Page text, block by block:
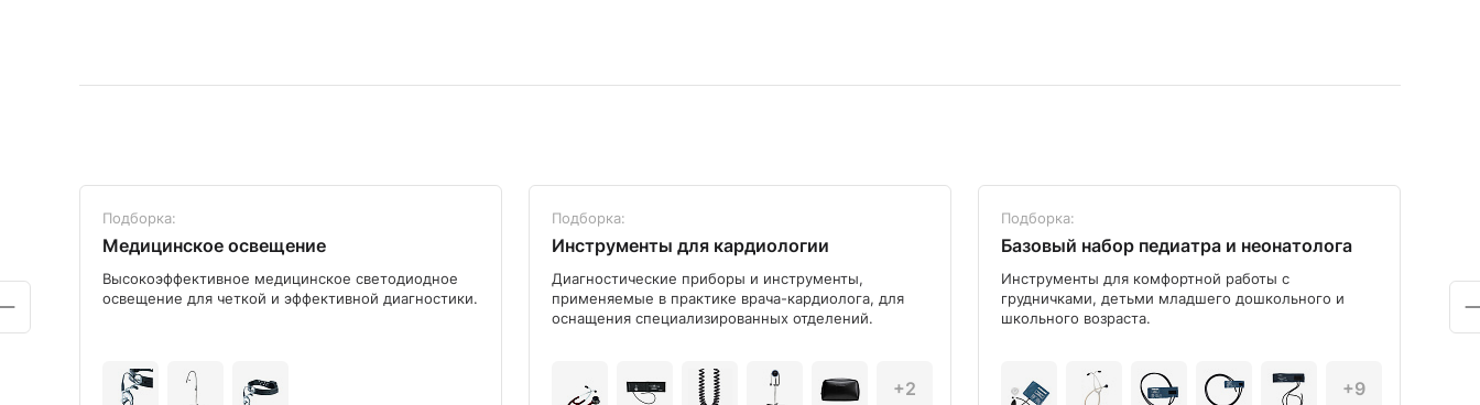
Подборка:
Медицинское освещение
Высокоэффективное медицинское светодиодное
освещение для четкой и эффективной диагностики.
Подборка:
Инструменты для кардиологии
Диагностические приборы и инструменты,
применяемые в практике врача-кардиолога, для
оснащения специализированных отделений.
+2
Подборка:
Базовый набор педиатра и неонатолога
Инструменты для комфортной работы с
грудничками, детьми младшего дошкольного и
школьного возраста.
+9